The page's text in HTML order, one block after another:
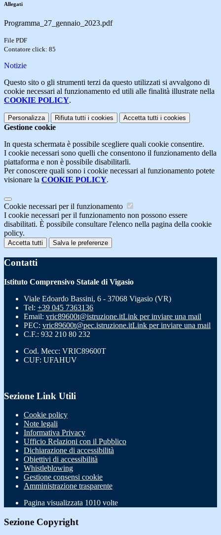
Allegati
Programma_27_gennaio_2023.pdf
File PDF
Contatore click: 85
Notizie
Questo sito o gli strumenti terzi da questo utilizzati si avvalgono di
cookie necessari al funzionamento ed utili alle finalità illustrate nella
COOKIE POLICY.
Personalizza Rifiuta tutti i cookies Accetta tutti i cookies
Gestione cookie
In questa schermata è possibile scegliere quali cookie consentire.
I cookie necessari sono quelli che consentono il funzionamento della
piattaforma e non è possibile disabilitarli.
Per conoscere quali sono i cookie necessari al funzionamento potete
visionare la COOKIE POLICY.
Cookie necessari per il funzionamento
I cookie necessari per il funzionamento non possono essere
disabilitati. È possibile consultare l'elenco nella pagina della cookie
policy.
Accetta tutti Salva le preferenze
Contatti
Istituto Comprensivo Statale di Vigasio
Viale Edoardo Bassini, 6 - 37068 Vigasio (VR)
Tel: +39 045 7363136
Email: vric89600t@istruzione.itLink per inviare una mail
PEC: vric89600t@pec.istruzione.itLink per inviare una mail
C.F.: 932 210 80 232
Cod. Mecc: VRIC89600T
CUF: UFAHUV
Sezione Link Utili
Cookie policy
Note legali
Informativa Privacy
Ufficio Relazioni con il Pubblico
Dichiarazione di accessibilità
Obiettivi di accessibilità
Whistleblowing
Gestione consensi cookie
Amministrazione trasparente
Pagina visualizzata 1010 volte
Sezione Copyright